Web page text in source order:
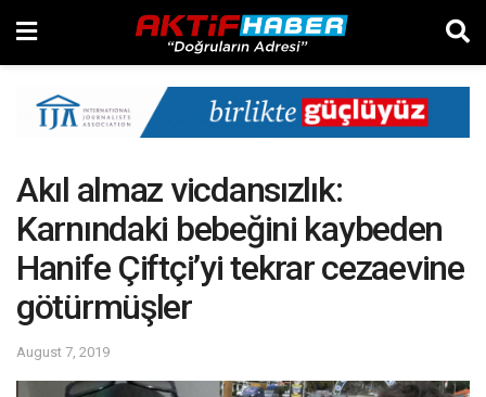
Akıl almaz vicdansızlık:
Karnındaki bebeğini kaybeden
Hanife Çiftçi’yi tekrar cezaevine
götürmüşler
August 7, 2019